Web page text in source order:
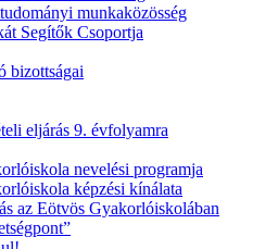
munkaközösség
Segítők Csoportja
bizottságai
eljárás 9. évfolyamra
nevelési programja
képzési kínálata
az Eötvös Gyakorlóiskolában